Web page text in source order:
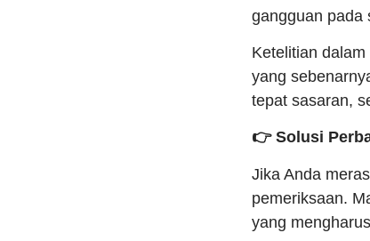
gangguan pada
Ketelitian
yang
tepat sasaran,
👉 Solusi
Jika Anda
pemeriksaan.
yang